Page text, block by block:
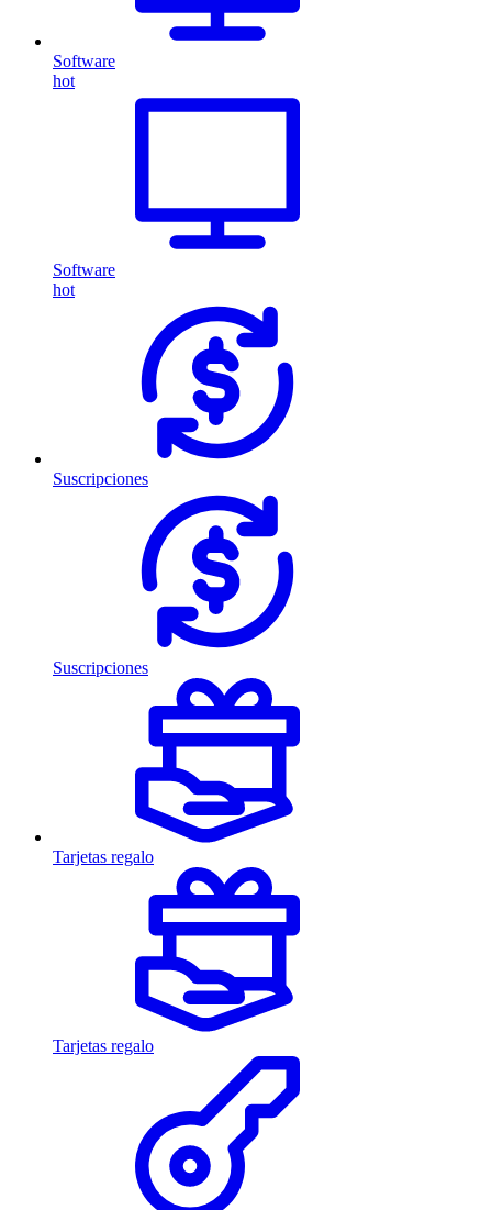
Software
hot
Software
hot
Suscripciones
Suscripciones
Tarjetas regalo
Tarjetas regalo